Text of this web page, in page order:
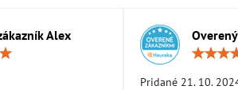
Alex
Pridané 21. 10.